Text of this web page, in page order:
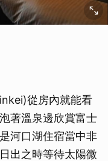
從房內就能看
著溫泉邊欣賞富士
河口湖住宿當中非
出之時等待太陽微